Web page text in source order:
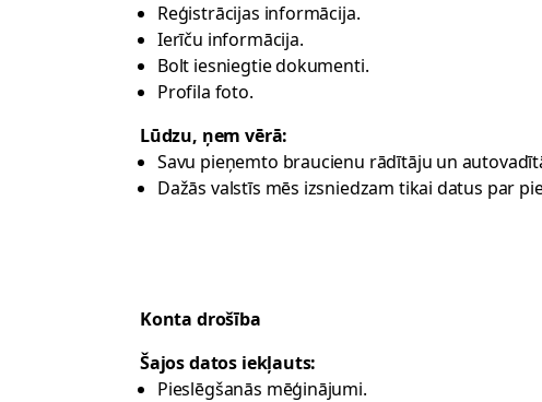
Reģistrācijas informācija.
Ierīču informācija.
Bolt iesniegtie dokumenti.
Profila foto.
Lūdzu, ņem vērā:
Savu pieņemto braucienu rādītāju un
Dažās valstīs mēs izsniedzam tikai datus par
Konta drošība
Šajos datos iekļauts:
Pieslēgšanās mēģinājumi.